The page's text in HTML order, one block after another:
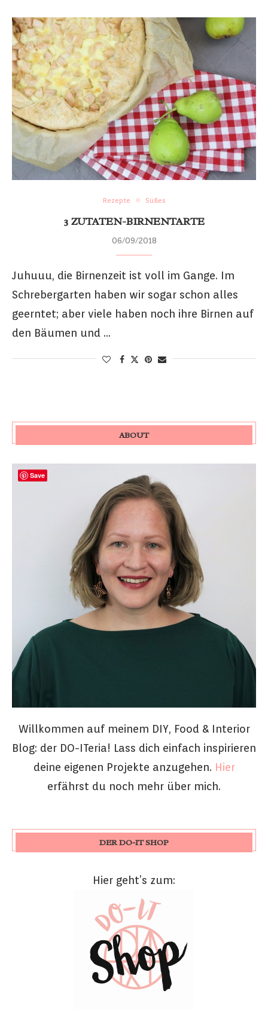
Rezepte Süßes
3 ZUTATEN-BIRNENTARTE
06/09/2018
Juhuuu, die Birnenzeit ist voll im Gange. Im
Schrebergarten haben wir sogar schon alles
geerntet; aber viele haben noch ihre Birnen auf
den Bäumen und …
ABOUT
Willkommen auf meinem DIY, Food & Interior
Blog: der DO-ITeria! Lass dich einfach inspirieren
deine eigenen Projekte anzugehen. Hier
erfährst du noch mehr über mich.
DER DO-IT SHOP
Hier geht’s zum:
Save